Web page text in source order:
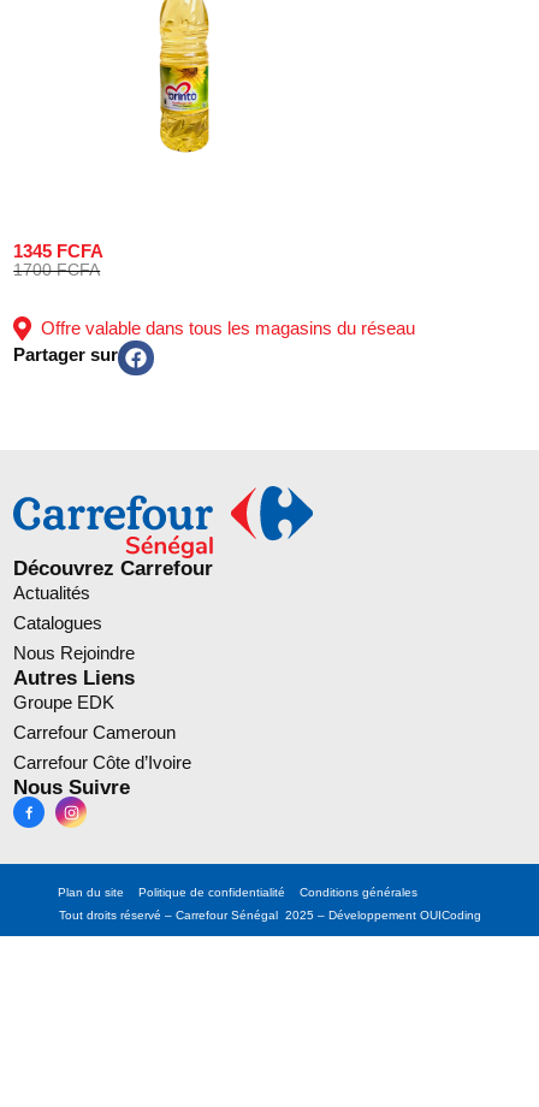
1345 FCFA
1700 FCFA
Offre valable dans tous les magasins du réseau
Partager sur
Découvrez Carrefour
Actualités
Catalogues
Nous Rejoindre
Autres Liens
Groupe EDK
Carrefour Cameroun
Carrefour Côte d’Ivoire
Nous Suivre
Plan du site Politique de confidentialité
Conditions générales
Tout droits réservé – Carrefour Sénégal 2025 – Développement OUICoding